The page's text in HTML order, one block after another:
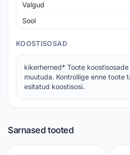
Valgud
Sool
KOOSTISOSAD
kikerherned* Toote
muutuda. Kontrollige enne toote
esitatud koostisosi.
Sarnased tooted